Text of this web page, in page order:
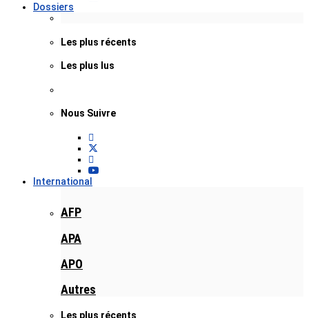
Dossiers
Les plus récents
Les plus lus
Nous Suivre
International
AFP
APA
APO
Autres
Les plus récents